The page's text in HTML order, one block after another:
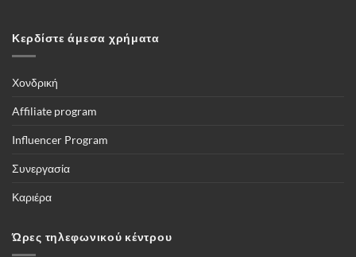
κάμερες
4G
την
και
όλες
διοργανώσεις
του
χωρίς
Κερδίστε άμεσα χρήματα
Χονδρική
Affiliate program
Influencer Program
Συνεργασία
Καριέρα
Ώρες τηλεφωνικού κέντρου